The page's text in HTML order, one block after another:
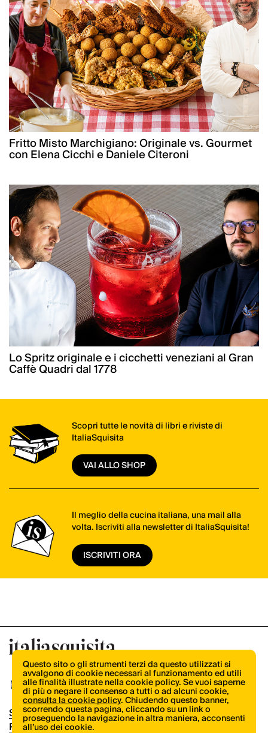
Fritto Misto Marchigiano: Originale vs. Gourmet
con Elena Cicchi e Daniele Citeroni
Lo Spritz originale e i cicchetti veneziani al Gran
Caffè Quadri dal 1778
Scopri tutte le novità di libri e riviste di
ItaliaSquisita
VAI ALLO SHOP
Il meglio della cucina italiana, una mail alla
volta. Iscriviti alla newsletter di ItaliaSquisita!
ISCRIVITI ORA
Shop
Pubblicità
Questo sito o gli strumenti terzi da questo utilizzati si
avvalgono di cookie necessari al funzionamento ed utili
alle finalità illustrate nella cookie policy. Se vuoi saperne
di più o negare il consenso a tutti o ad alcuni cookie,
consulta la cookie policy. Chiudendo questo banner,
scorrendo questa pagina, cliccando su un link o
proseguendo la navigazione in altra maniera, acconsenti
all’uso dei cookie.